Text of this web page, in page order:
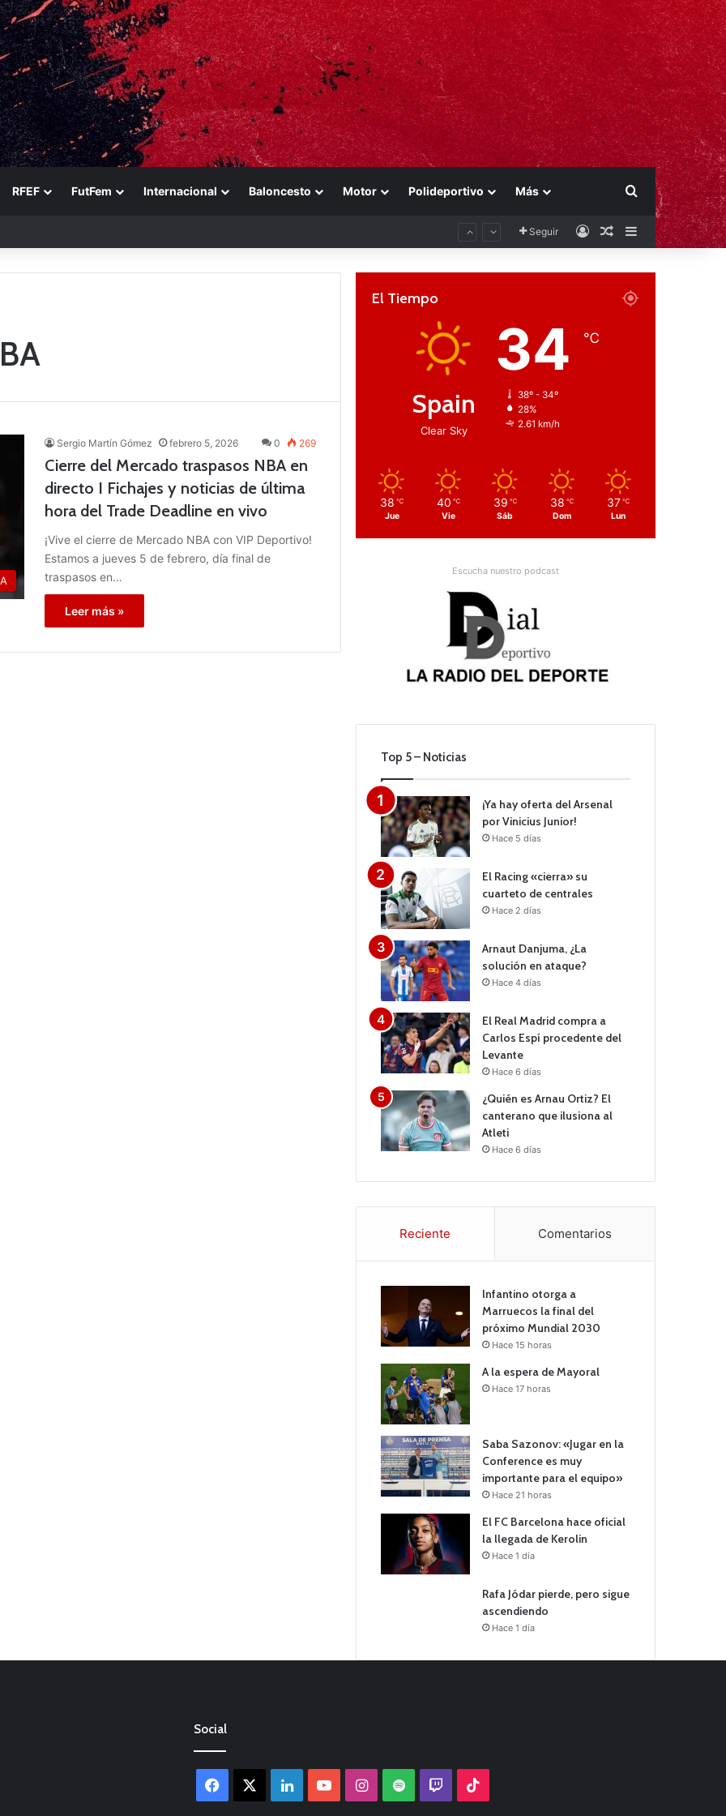
RFEF FutFem Internacional Baloncesto Motor Polideportivo Más Buscar por
Seguir AccesoPublicación al
Barra lateral
Sergio Martín Gómez febrero 5, 2026 0 269
Cierre del Mercado traspasos NBA en
directo I Fichajes y noticias de última
hora del Trade Deadline en vivo
¡Vive el cierre de Mercado NBA con VIP Deportivo!
Estamos a jueves 5 de febrero, día final de
traspasos en…
Leer más »
El Tiempo
Spain
Clear Sky
34 ℃
38º - 34º
28%
2.61 km/h
38 ℃
Jue
40 ℃
Vie
39 ℃
Sáb
38 ℃
Dom
37 ℃
Lun
Escucha nuestro podcast
Top 5 – Noticias
¡Ya hay oferta del Arsenal
por Vinicius Junior!
Hace 5 días
El Racing «cierra» su
cuarteto de centrales
Hace 2 días
Arnaut Danjuma, ¿La
solución en ataque?
Hace 4 días
El Real Madrid compra a
Carlos Espí procedente del
Levante
Hace 6 días
¿Quién es Arnau Ortiz? El
canterano que ilusiona al
Atleti
Hace 6 días
Reciente Comentarios
Infantino otorga a
Marruecos la final del
próximo Mundial 2030
Hace 15 horas
A la espera de Mayoral
Hace 17 horas
Saba Sazonov: «Jugar en la
Conference es muy
importante para el equipo»
Hace 21 horas
El FC Barcelona hace oficial
la llegada de Kerolin
Hace 1 día
Rafa Jódar pierde, pero sigue
ascendiendo
Hace 1 día
Social
Facebook LinkedInYouTubeInstagram
Spotify Twitch